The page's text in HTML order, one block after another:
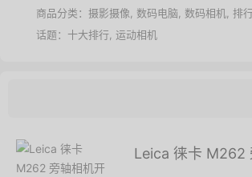
商品分类： 摄影摄像 数码电脑 数码相机 排
话题： 十大排行 运动相机
Leica 徕卡 M262